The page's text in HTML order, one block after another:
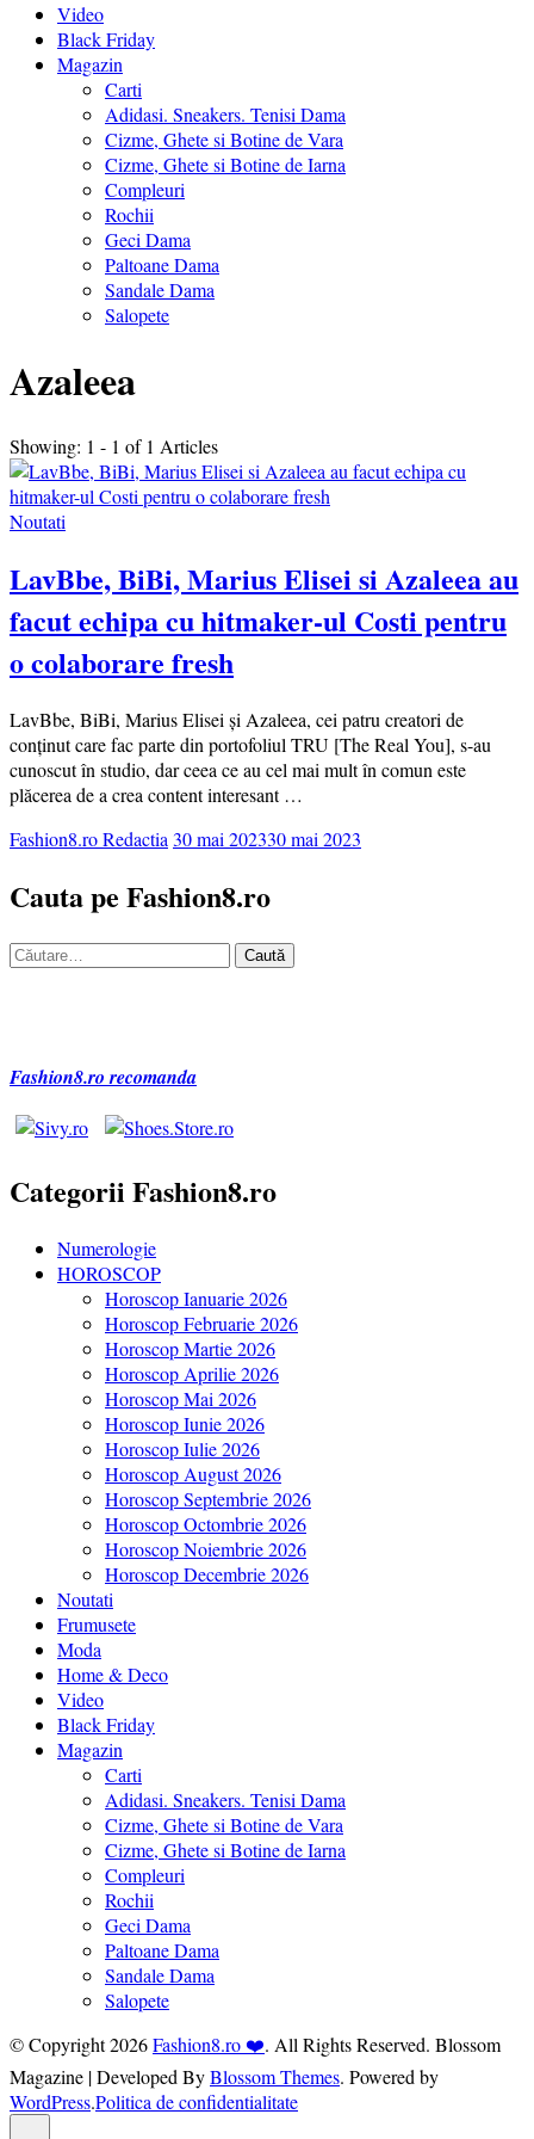
Video
Black Friday
Magazin
Carti
Adidasi. Sneakers. Tenisi Dama
Cizme, Ghete si Botine de Vara
Cizme, Ghete si Botine de Iarna
Compleuri
Rochii
Geci Dama
Paltoane Dama
Sandale Dama
Salopete
Azaleea
Showing: 1 - 1 of 1 Articles
Noutati
LavBbe, BiBi, Marius Elisei si Azaleea au
facut echipa cu hitmaker-ul Costi pentru
o colaborare fresh
LavBbe, BiBi, Marius Elisei și Azaleea, cei patru creatori de
conținut care fac parte din portofoliul TRU [The Real You], s-au
cunoscut în studio, dar ceea ce au cel mai mult în comun este
plăcerea de a crea content interesant …
Fashion8.ro Redactia30 mai 202330 mai 2023
Cauta pe Fashion8.ro
Caută
Fashion8.ro recomanda
Categorii Fashion8.ro
Numerologie
HOROSCOP
Horoscop Ianuarie 2026
Horoscop Februarie 2026
Horoscop Martie 2026
Horoscop Aprilie 2026
Horoscop Mai 2026
Horoscop Iunie 2026
Horoscop Iulie 2026
Horoscop August 2026
Horoscop Septembrie 2026
Horoscop Octombrie 2026
Horoscop Noiembrie 2026
Horoscop Decembrie 2026
Noutati
Frumusete
Moda
Home & Deco
Video
Black Friday
Magazin
Carti
Adidasi. Sneakers. Tenisi Dama
Cizme, Ghete si Botine de Vara
Cizme, Ghete si Botine de Iarna
Compleuri
Rochii
Geci Dama
Paltoane Dama
Sandale Dama
Salopete
© Copyright 2026Fashion8.ro ❤️. All Rights Reserved. Blossom
Magazine | Developed ByBlossom Themes. Powered by
WordPress.Politica de confidentialitate